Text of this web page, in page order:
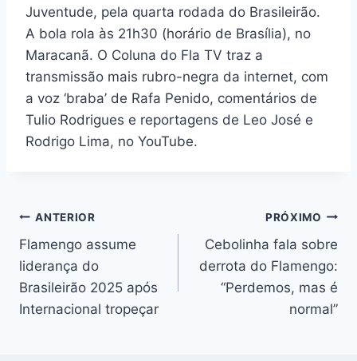
Juventude, pela quarta rodada do Brasileirão.
A bola rola às 21h30 (horário de Brasília), no
Maracanã. O Coluna do Fla TV traz a
transmissão mais rubro-negra da internet, com
a voz ‘braba’ de Rafa Penido, comentários de
Tulio Rodrigues e reportagens de Leo José e
Rodrigo Lima, no YouTube.
Navegação
de
Post
ANTERIOR
Flamengo assume
liderança do
Brasileirão 2025 após
Internacional tropeçar
PRÓXIMO
Cebolinha fala sobre
derrota do Flamengo:
“Perdemos, mas é
normal”